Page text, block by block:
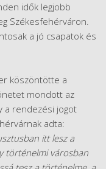
idők legjobb
Székesfehérváron.
a jó csapatok és
köszöntötte a
mondott az
a rendezési jogot
adta:
itt lesz a
történelmi városban